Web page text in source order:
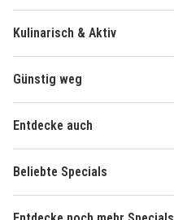
Kulinarisch & Aktiv
Günstig weg
Entdecke auch
Beliebte Specials